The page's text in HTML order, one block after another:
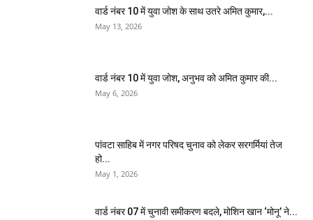
वार्ड नंबर 10 में युवा जोश के साथ उतरे अमित कुमार,...
May 13, 2026
वार्ड नंबर 10 में युवा जोश, अनुभव को अमित कुमार की...
May 6, 2026
पांवटा साहिब में नगर परिषद चुनाव को लेकर सरगर्मियां तेज
हो...
May 1, 2026
वार्ड नंबर 07 में चुनावी समीकरण बदले, मोशिन खान ‘मोनू’ ने...